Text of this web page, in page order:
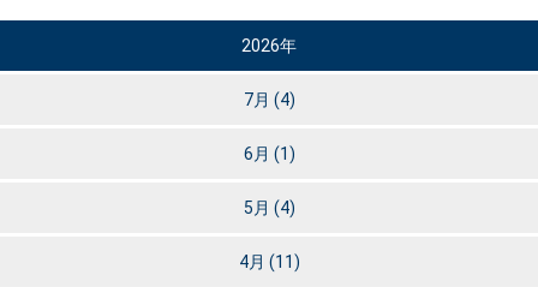
2026年
7月 (4)
6月 (1)
5月 (4)
4月 (11)